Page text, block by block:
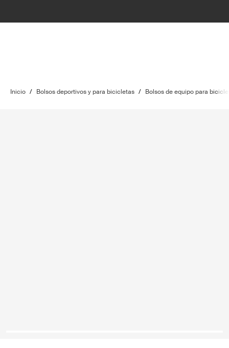
Inicio / Bolsos deportivos y para bicicletas / Bolsos de equipo para